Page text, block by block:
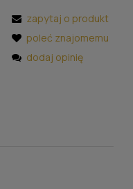
zapytaj o produkt
poleć znajomemu
dodaj opinię